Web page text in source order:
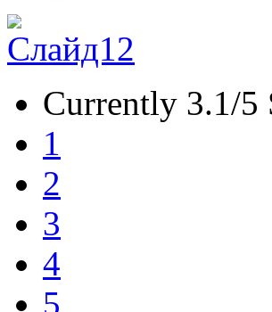
Currently 3.1/5
1
2
3
4
5